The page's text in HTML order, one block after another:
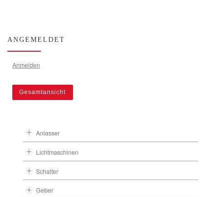
ANGEMELDET
Anmelden
Gesamtansicht
Anlasser
Lichtmaschinen
Schalter
Geber